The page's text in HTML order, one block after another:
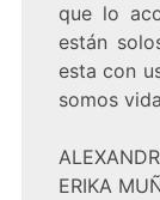
que lo
están
esta con
somos
ERIKA